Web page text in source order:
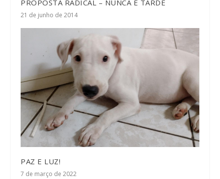
PROPOSTA RADICAL – NUNCA É TARDE
21 de junho de 2014
PAZ E LUZ!
7 de março de 2022